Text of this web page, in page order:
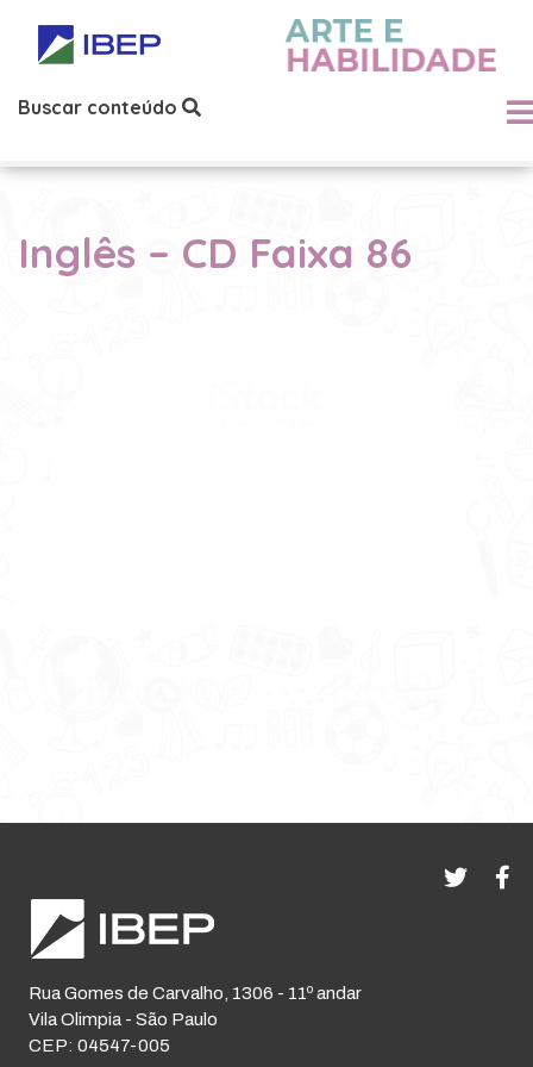
Buscar conteúdo
Inglês – CD Faixa 86
Rua Gomes de Carvalho, 1306 - 11º andar
Vila Olimpia - São Paulo
CEP: 04547-005